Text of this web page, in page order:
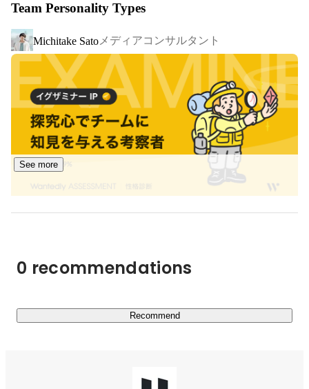
・NFT／ブロックチェーン事業
建築にブロックチェーン技術を導入するための研究・開発
を行っています。
■プロダクトラインナップ■
・metatell
企業様の新しい働き方を支えるメタバース空間を提供しま
す。メタバース空間を用い、コミュニケーションの取れる
新しいウェブページを作成することが可能です。
・7kake
建築やデザインを仕事にする方向けの業務管理システムで
▍建築士、デザイナーが活動する機会を広げるサービス
築士と共に理想の空間をつくり上げることができます。当
事業が広がるにつれて、建築士やデザイナーの方にも活動
Team Personality Types
Michitake Sato メディアコンサルタント
See more
0 recommendations
Recommend